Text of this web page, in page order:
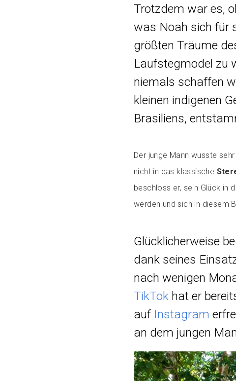
Trotzdem war es,
was Noah sich für
größten Träume
Laufstegmodel zu
niemals schaffen
kleinen indigenen
Brasiliens,
Der junge Mann wusste
nicht in das klassische
beschloss er, sein Glück in
werden und sich in diesem
Glücklicherweise
dank seines
nach wenigen
TikTok hat er
auf Instagram
an dem jungen